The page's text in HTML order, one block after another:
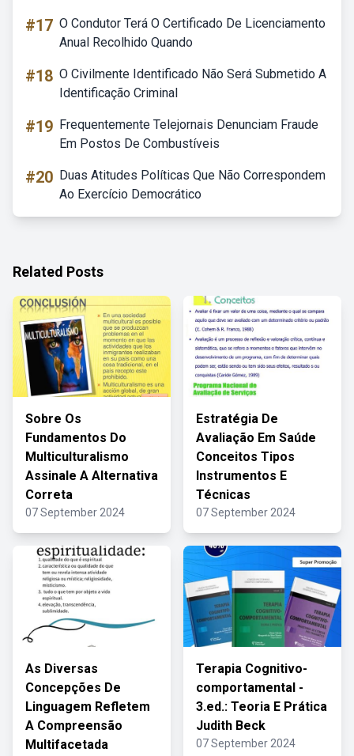
#17 O Condutor Terá O Certificado De Licenciamento
Anual Recolhido Quando
#18 O Civilmente Identificado Não Será Submetido A
Identificação Criminal
#19 Frequentemente Telejornais Denunciam Fraude
Em Postos De Combustíveis
#20 Duas Atitudes Políticas Que Não Correspondem
Ao Exercício Democrático
Related Posts
Sobre Os
Fundamentos Do
Multiculturalismo
Assinale A Alternativa
Correta
07 September 2024
Estratégia De
Avaliação Em Saúde
Conceitos Tipos
Instrumentos E
Técnicas
07 September 2024
As Diversas
Concepções De
Linguagem Refletem
A Compreensão
Multifacetada
Terapia Cognitivo-
comportamental -
3.ed.: Teoria E Prática
Judith Beck
07 September 2024